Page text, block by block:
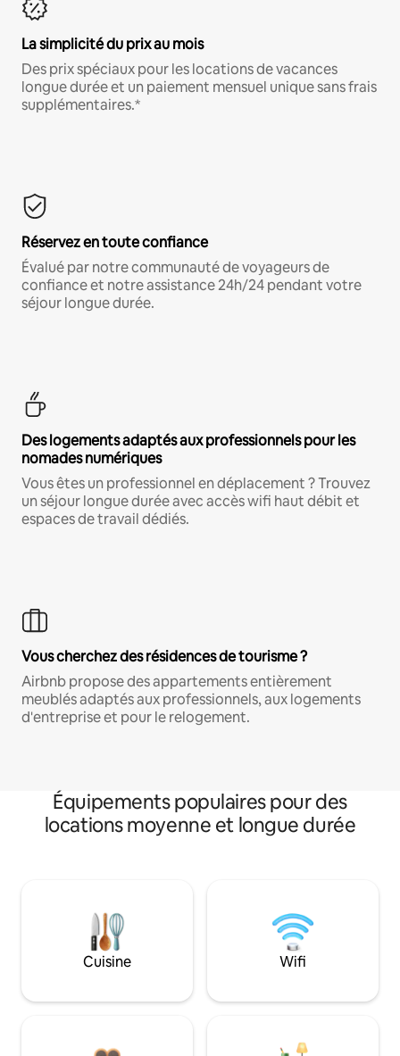
La simplicité du prix au mois
Des prix spéciaux pour les locations de vacances
longue durée et un paiement mensuel unique sans frais
supplémentaires.*
Réservez en toute confiance
Évalué par notre communauté de voyageurs de
confiance et notre assistance 24h/24 pendant votre
séjour longue durée.
Des logements adaptés aux professionnels pour les
nomades numériques
Vous êtes un professionnel en déplacement ? Trouvez
un séjour longue durée avec accès wifi haut débit et
espaces de travail dédiés.
Vous cherchez des résidences de tourisme ?
Airbnb propose des appartements entièrement
meublés adaptés aux professionnels, aux logements
d'entreprise et pour le relogement.
Équipements populaires pour des
locations moyenne et longue durée
Cuisine Wifi